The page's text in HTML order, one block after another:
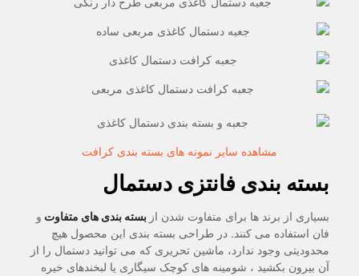
مشاهده سایر نمونه های بسته بندی کرافت
بسته بندی فانتزی دستمال
بسیاری از برند ها برای متفاوت شدن از بسته بندی های متفاوت و
فان استفاده می کنند. در طراحی بسته بندی این محصول هیچ
محدودیتی وجود ندارد، ماشین تحریری که می توانید دستمال را از
آن بیرون بکشید ، شومینه های کوچک سیگاری یا لبخندهای خیره